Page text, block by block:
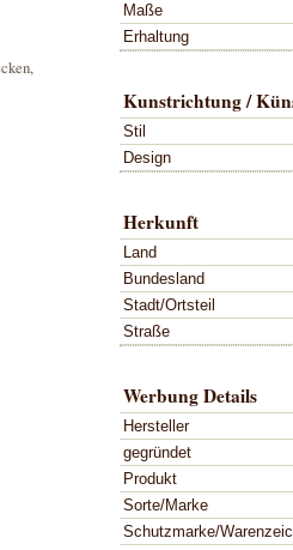
Maße
Erhaltung
Kunstrichtung /
Stil
Design
Herkunft
Land
Bundesland
Stadt/Ortsteil
Straße
Werbung Details
Hersteller
gegründet
Produkt
Sorte/Marke
Schutzmarke/